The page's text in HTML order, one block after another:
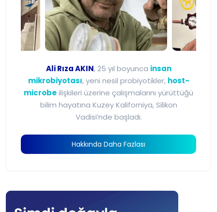
Ali Rıza Akın -
Ali Rıza AKIN, 25 yıl boyunca insan
mikrobiyotası, yeni nesil probiyotikler, host-
microbeilişkileri üzerine çalışmalarını yürüttüğü
bilim hayatına Kuzey Kaliforniya, Silikon
Vadisi’nde başladı.
Hakkında Daha Fazlası